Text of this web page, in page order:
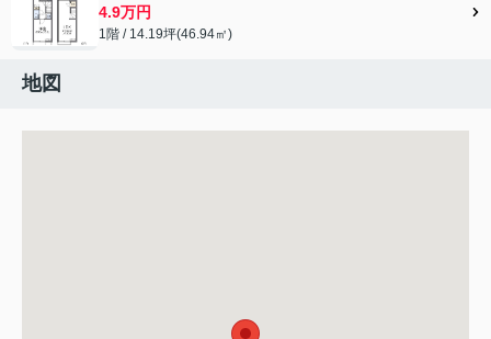
4.9万円
1階 / 14.19坪(46.94㎡)
地図